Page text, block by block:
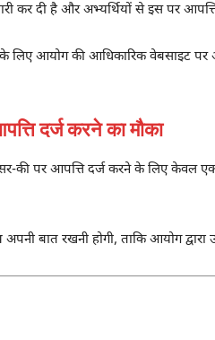
दी है और अभ्यर्थियों से इस पर
आयोग की आधिकारिक वेबसाइट पर
दर्ज करने का मौका
की पर आपत्ति दर्ज करने के लिए केवल
बात रखनी होगी, ताकि आयोग